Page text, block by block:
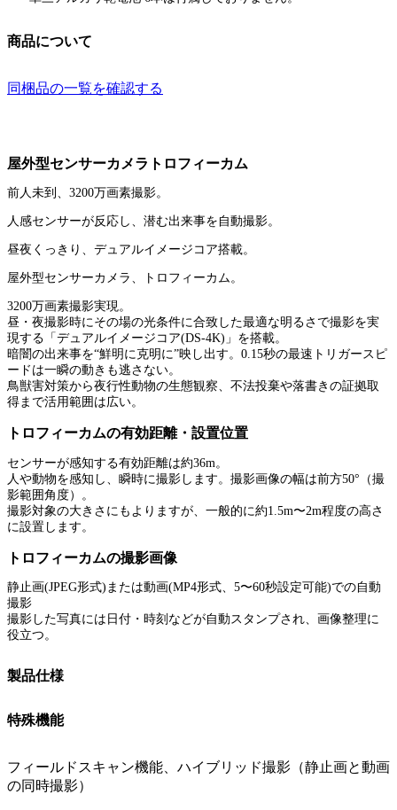
商品について
同梱品の一覧を確認する
屋外型センサーカメラトロフィーカム
前人未到、3200万画素撮影。
人感センサーが反応し、潜む出来事を自動撮影。
昼夜くっきり、デュアルイメージコア搭載。
屋外型センサーカメラ、トロフィーカム。
3200万画素撮影実現。
昼・夜撮影時にその場の光条件に合致した最適な明るさで撮影を実
現する「デュアルイメージコア(DS-4K)」を搭載。
暗闇の出来事を“鮮明に克明に”映し出す。0.15秒の最速トリガースピ
ードは一瞬の動きも逃さない。
鳥獣害対策から夜行性動物の生態観察、不法投棄や落書きの証拠取
得まで活用範囲は広い。
トロフィーカムの有効距離・設置位置
センサーが感知する有効距離は約36m。
人や動物を感知し、瞬時に撮影します。撮影画像の幅は前方50°（撮
影範囲角度）。
撮影対象の大きさにもよりますが、一般的に約1.5m〜2m程度の高さ
に設置します。
トロフィーカムの撮影画像
静止画(JPEG形式)または動画(MP4形式、5〜60秒設定可能)での自動
撮影
撮影した写真には日付・時刻などが自動スタンプされ、画像整理に
役立つ。
製品仕様
特殊機能
フィールドスキャン機能、ハイブリッド撮影（静止画と動画
の同時撮影）